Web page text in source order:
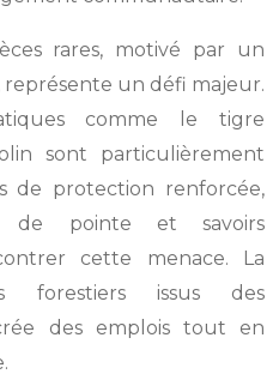
rares, motivé par un
un défi majeur.
comme le tigre
sont particulièrement
de protection renforcée,
de pointe et savoirs
cette menace. La
forestiers issus des
des emplois tout en